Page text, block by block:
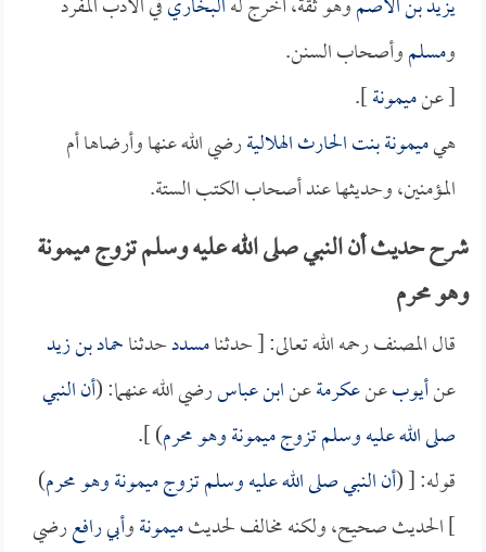
ومسلموأصحاب السنن.
[ عنميمونة].
هيميمونة بنت الحارث الهلاليةرضي الله عنها وأرضاها أم
المؤمنين، وحديثها عند أصحاب الكتب الستة.
شرح حديث أن النبي صلى الله عليه وسلم تزوج ميمونة
وهو محرم
قال المصنف رحمه الله تعالى: [ حدثنامسددحدثناحماد بن زيد
عنأيوبعنعكرمةعنابن عباسرضي الله عنهما: (أن النبي
صلى الله عليه وسلم تزوجميمونةوهو محرم) ].
قوله: [ (أن النبي صلى الله عليه وسلم تزوجميمونةوهو محرم)
] الحديث صحيح، ولكنه مخالف لحديثميمونةوأبي رافعرضي